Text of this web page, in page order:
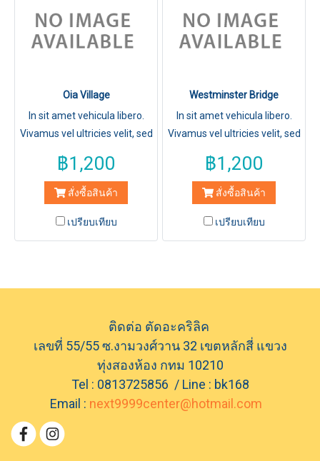
Oia Village
In sit amet vehicula libero.
Vivamus vel ultricies velit, sed
฿1,200
สั่งซื้อสินค้า
เปรียบเทียบ
Westminster Bridge
In sit amet vehicula libero.
Vivamus vel ultricies velit, sed
฿1,200
สั่งซื้อสินค้า
เปรียบเทียบ
ติดต่อ ตัดอะคริลิค
เลขที่ 55/55 ซ.งามวงศ์วาน 32 เขตหลักสี่ แขวง
ทุ่งสองห้อง กทม 10210
Tel : 0813725856 / Line : bk168
Email : next9999center@hotmail.com